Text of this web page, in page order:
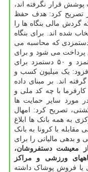
پوشش قرار نگرفته اند،
تصریح کرد: هدف حفظ
مالی بنگاه ها را
شده اند. برای بنگاه
علاوه بر دستمزدی که محاسبه می
پرداخت می شود و برای
باقی بنگاه ها، ۵۰ درصد هزینه برای دستمزد و ۵۰ دستمزد برای
یک میلیون کسب و
اند. بر مبنای داده
با چه کد ملی و
مورد سایر حمایت ها
تصریح کرد: امهال
به همه بانک ها ابلاغ
با کرونا به بانک
بدهی مالیاتی را برای
معیشت دستفروشان،
ورزشی و مراکز
یا فروش پوشاک داشته